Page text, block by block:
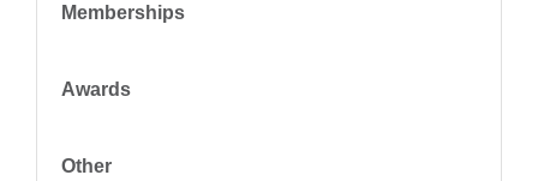
Memberships
Awards
Other